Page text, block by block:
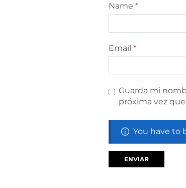
Name *
Email *
Guarda mi
próxima vez
You have to